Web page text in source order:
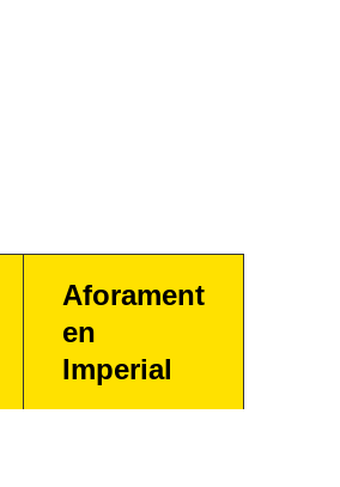
Aforament
en
Imperial